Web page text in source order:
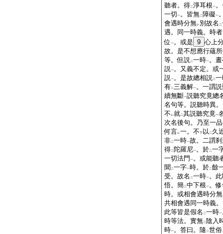
聽者。得二淨耳根一
一切一。皆無二 障礙一
會遇時分無レ別故名 二
遇。同一時義。時
位 一。或是 9 心上
故。是不想應行蘊
等。但説二一時一。
説一。又義不定。或
説一。是故總相説二
有二三義解一。一謂
續無斷一説聽究竟總
名句等。説聽時異
不 レ就二其説聽究竟一
次名後句。乃至一
何言レ一。不下 以 二 久
非二一時一故。二謂
得二 陀羅尼一。於二一
一切法門 一。或能聽
聞 二一字一時。於二餘
受。故名 二一時一。
悟。簡二中下根一。
時。或相會遇時分無
共相會遇同一時義
此等皆是假名 二一時一
時等法。實無二 陰入
時一。答曰。隨 二世俗